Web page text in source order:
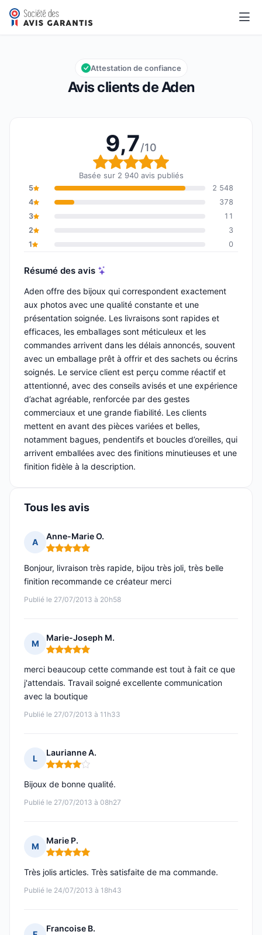
Aden
Note globale : 9,7 sur 10
9,7/10
Avis clients de Aden
Attestation de confiance
9,7/10
Note globale : 9,7 sur
Basée sur 2 940 avis publiés
5
2 548
4
378
3
11
2
3
1
0
Résumé des avis
Aden offre des bijoux qui correspondent exactement
aux photos avec une qualité constante et une
présentation soignée. Les livraisons sont rapides et
efficaces, les emballages sont méticuleux et les
commandes arrivent dans les délais annoncés, souvent
avec un emballage prêt à offrir et des sachets ou écrins
soignés. Le service client est perçu comme réactif et
attentionné, avec des conseils avisés et une expérience
d’achat agréable, renforcée par des gestes
commerciaux et une grande fiabilité. Les clients
mettent en avant des pièces variées et belles,
notamment bagues, pendentifs et boucles d’oreilles, qui
arrivent emballées avec des finitions minutieuses et une
finition fidèle à la description.
Tous les avis
A
Anne-Marie O.
Note : 5 sur 5
Publié le 27/07/2013 à 20h58
Bonjour, livraison très rapide, bijou très joli, très belle
finition recommande ce créateur merci
M
Marie-Joseph M.
Note : 5 sur 5
Publié le 27/07/2013 à 11h33
merci beaucoup cette commande est tout à fait ce que
j'attendais. Travail soigné excellente communication
avec la boutique
L
Laurianne A.
Note : 4 sur 5
Publié le 27/07/2013 à 08h27
Bijoux de bonne qualité.
M
Marie P.
Note : 5 sur 5
Publié le 24/07/2013 à 18h43
Très jolis articles. Très satisfaite de ma commande.
Francoise B.